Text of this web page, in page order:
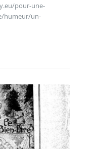
pour-une-
humeur/un-